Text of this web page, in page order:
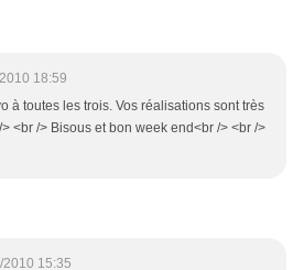
18:59
à toutes les trois. Vos réalisations sont très
<br /> Bisous et bon week end<br /> <br />
2010 15:35